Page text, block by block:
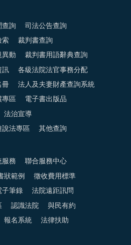
查詢 司法公告查詢
索 裁判書查詢
異動 裁判書用語辭典查詢
訊 各級法院法官事務分配
冊 法人及夫妻財產查詢系統
專區 電子書出版品
法治宣導
說法專區 其他查詢
服務 聯合服務中心
狀範例 徵收費用標準
子筆錄 法院遠距訊問
認識法院 與民有約
報名系統 法律扶助